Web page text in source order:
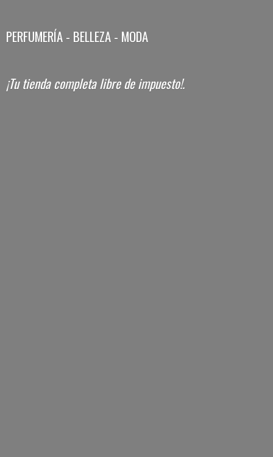
PERFUMERÍA - BELLEZA - MODA
¡Tu tienda completa librede impuesto!.